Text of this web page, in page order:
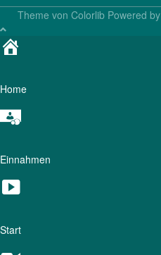
Theme von Colorlib Powered by
Home
Einnahmen
Start